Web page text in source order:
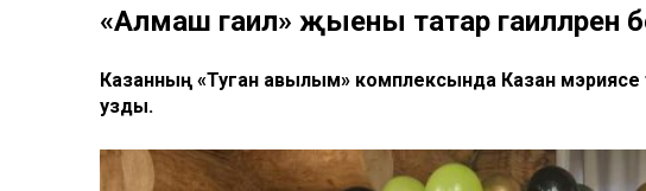
«Алмаш гаилә» җыены татар гаиләләрен
Казанның «Туган авылым» комплексында Казан
узды.